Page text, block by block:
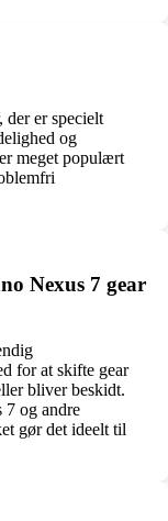
der er specielt
og
meget populært
Nexus 7 gear
for at skifte gear
bliver beskidt.
7 og andre
gør det ideelt til